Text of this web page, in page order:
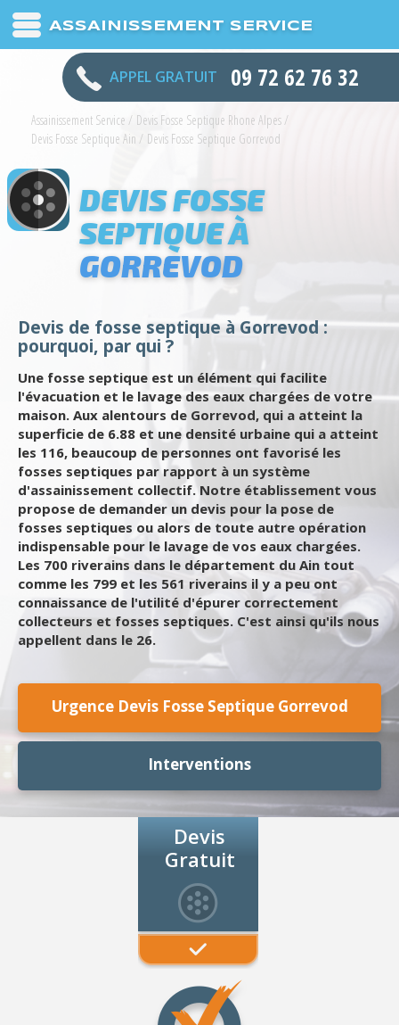
ASSAINISSEMENT SERVICE
APPEL GRATUIT 09 72 62 76 32
Assainissement Service / Devis Fosse Septique Rhone Alpes/
Devis Fosse Septique Ain / Devis Fosse Septique Gorrevod
DEVIS FOSSE
SEPTIQUE À
GORREVOD
Devis de fosse septique à Gorrevod :
pourquoi, par qui ?
Une fosse septique est un élément qui facilite
l'évacuation et le lavage des eaux chargées de votre
maison. Aux alentours de Gorrevod, qui a atteint la
superficie de 6.88 et une densité urbaine qui a atteint
les 116, beaucoup de personnes ont favorisé les
fosses septiques par rapport à un système
d'assainissement collectif. Notre établissement vous
propose de demander un devis pour la pose de
fosses septiques ou alors de toute autre opération
indispensable pour le lavage de vos eaux chargées.
Les 700 riverains dans le département du Ain tout
comme les 799 et les 561 riverains il y a peu ont
connaissance de l'utilité d'épurer correctement
collecteurs et fosses septiques. C'est ainsi qu'ils nous
appellent dans le 26.
Urgence Devis Fosse Septique Gorrevod
Interventions
Devis
Gratuit